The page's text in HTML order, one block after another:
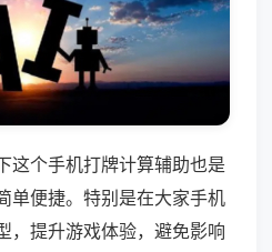
这个手机打牌计算辅助也是
单便捷。特别是在大家手机
，提升游戏体验，避免影响